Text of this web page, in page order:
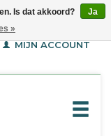
(€--,-
MIJN ACCOUNT
Is dat akkoord?
Ja
»